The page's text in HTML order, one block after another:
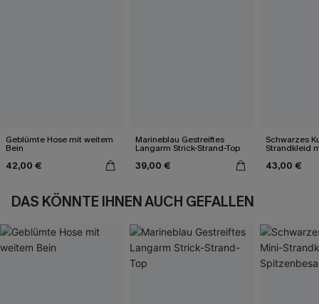
Geblümte Hose mit weitem
Bein
42,00 €
Marineblau Gestreiftes
Langarm Strick-Strand-Top
39,00 €
Schwarzes
Strandkleid
43,00 €
DAS KÖNNTE IHNEN AUCH GEFALLEN